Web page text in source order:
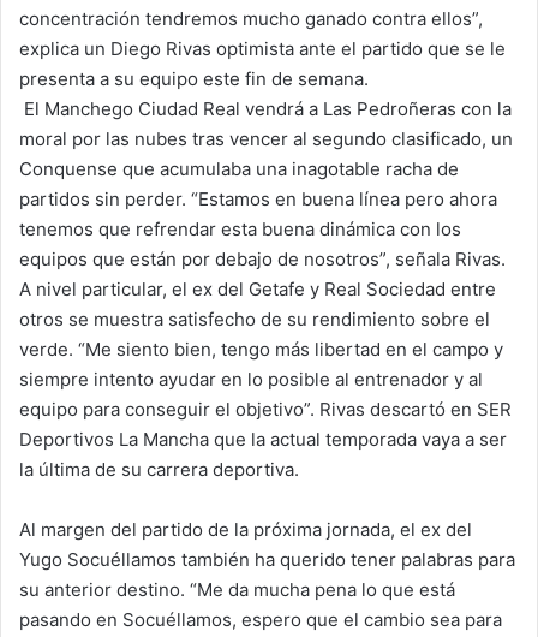
concentración tendremos mucho ganado contra ellos”,
explica un Diego Rivas optimista ante el partido que se le
presenta a su equipo este fin de semana.
El Manchego Ciudad Real vendrá a Las Pedroñeras con la
moral por las nubes tras vencer al segundo clasificado, un
Conquense que acumulaba una inagotable racha de
partidos sin perder. “Estamos en buena línea pero ahora
tenemos que refrendar esta buena dinámica con los
equipos que están por debajo de nosotros”, señala Rivas.
A nivel particular, el ex del Getafe y Real Sociedad entre
otros se muestra satisfecho de su rendimiento sobre el
verde. “Me siento bien, tengo más libertad en el campo y
siempre intento ayudar en lo posible al entrenador y al
equipo para conseguir el objetivo”. Rivas descartó en SER
Deportivos La Mancha que la actual temporada vaya a ser
la última de su carrera deportiva.
Al margen del partido de la próxima jornada, el ex del
Yugo Socuéllamos también ha querido tener palabras para
su anterior destino. “Me da mucha pena lo que está
pasando en Socuéllamos, espero que el cambio sea para